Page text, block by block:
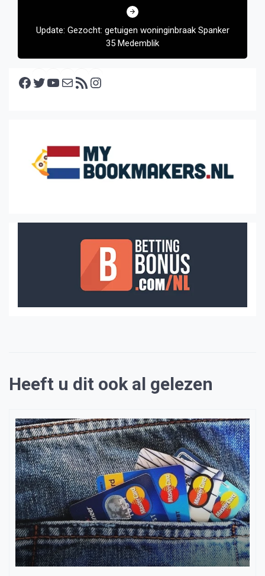
Update: Gezocht: getuigen woninginbraak Spanker
35 Medemblik
Facebook Twitter YouTube E-mail RSS feed
Heeft u dit ook al gelezen